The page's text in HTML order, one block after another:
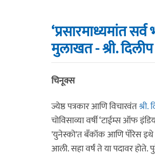
‘प्रसारमाध्यमांत
मुलाखत - श्री.
चिनूक्स
ज्येष्ठ पत्रकार आणि विचारवंत
चोविसाव्या वर्षी ‘टाईम्स ऑफ
'युनेस्को'त बँकॉक आणि पॅरिस इथे
आली. सहा वर्षं ते या पदावर होते.